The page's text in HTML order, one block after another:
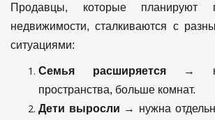
Продавцы, которые планируют
недвижимости, сталкиваются с
ситуациями:
Семья расширяется→
пространства, больше комнат.
Дети выросли → нужна